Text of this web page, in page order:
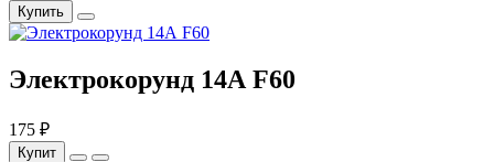
Купить
Электрокорунд 14А F60
175 ₽
Купит